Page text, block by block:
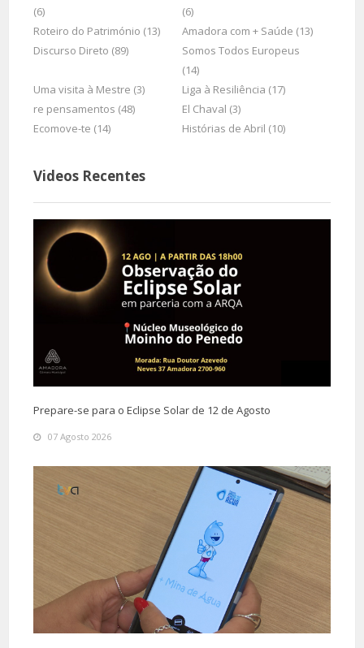
(6)
(6)
Roteiro do Património (13)
Amadora com + Saúde (13)
Discurso Direto (89)
Somos Todos Europeus
(14)
Uma visita à Mestre (3)
Liga à Resiliência (17)
re pensamentos (48)
El Chaval (3)
Ecomove-te (14)
Histórias de Abril (10)
Videos Recentes
Prepare-se para o Eclipse Solar de 12 de Agosto
07 Agosto 2026